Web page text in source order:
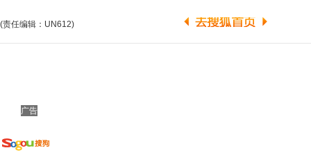
(责任编辑：UN612)
广告